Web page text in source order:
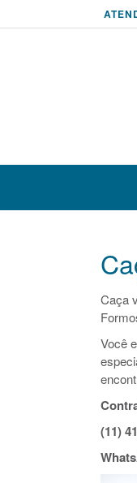
Caça
Você
(11)